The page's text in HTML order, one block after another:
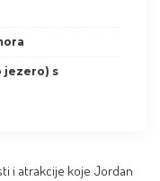
jezero) s
i atrakcije koje Jordan